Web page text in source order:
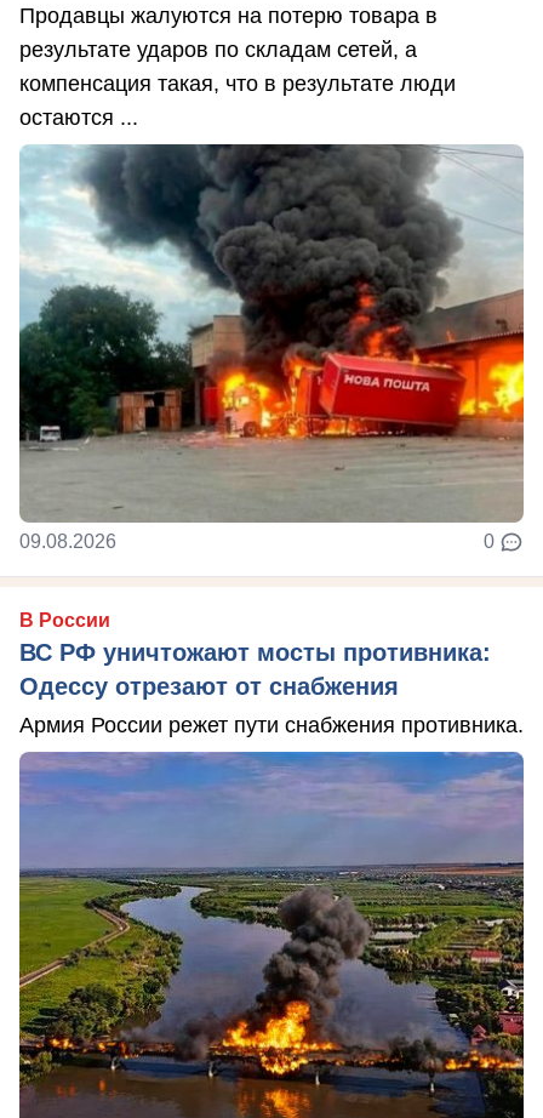
Продавцы жалуются на потерю товара в
результате ударов по складам сетей, а
компенсация такая, что в результате люди
остаются ...
09.08.2026 0
В России
ВС РФ уничтожают мосты противника:
Одессу отрезают от снабжения
Армия России режет пути снабжения противника.